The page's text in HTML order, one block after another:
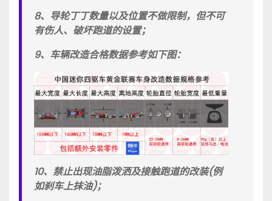
8、导轮丁丁数量以及位置不做限制，但不可
有伤人、破坏跑道的设置；
9、车辆改造合格数据参考如下图：
10、禁止出现油脂泼洒及接触跑道的改装(例
如刹车上抹油)；